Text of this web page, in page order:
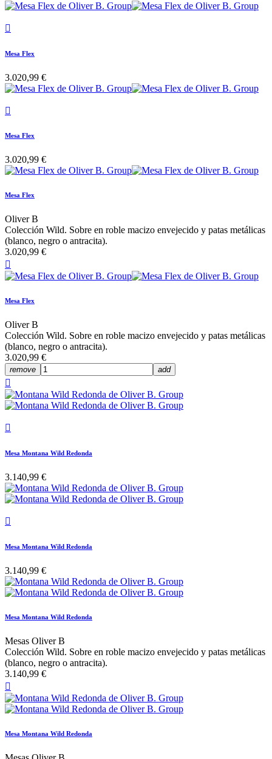

Mesa Flex
3.020,99 €

Mesa Flex
3.020,99 €
Mesa Flex
Oliver B
Colección Wild. Sobre en roble macizo envejecido y patas metálicas
(blanco, negro o antracita).
3.020,99 €

Mesa Flex
Oliver B
Colección Wild. Sobre en roble macizo envejecido y patas metálicas
(blanco, negro o antracita).
3.020,99 €
remove add


Mesa Montana Wild Redonda
3.140,99 €

Mesa Montana Wild Redonda
3.140,99 €
Mesa Montana Wild Redonda
Mesas Oliver B
Colección Wild. Sobre en roble macizo envejecido y patas metálicas
(blanco, negro o antracita).
3.140,99 €

Mesa Montana Wild Redonda